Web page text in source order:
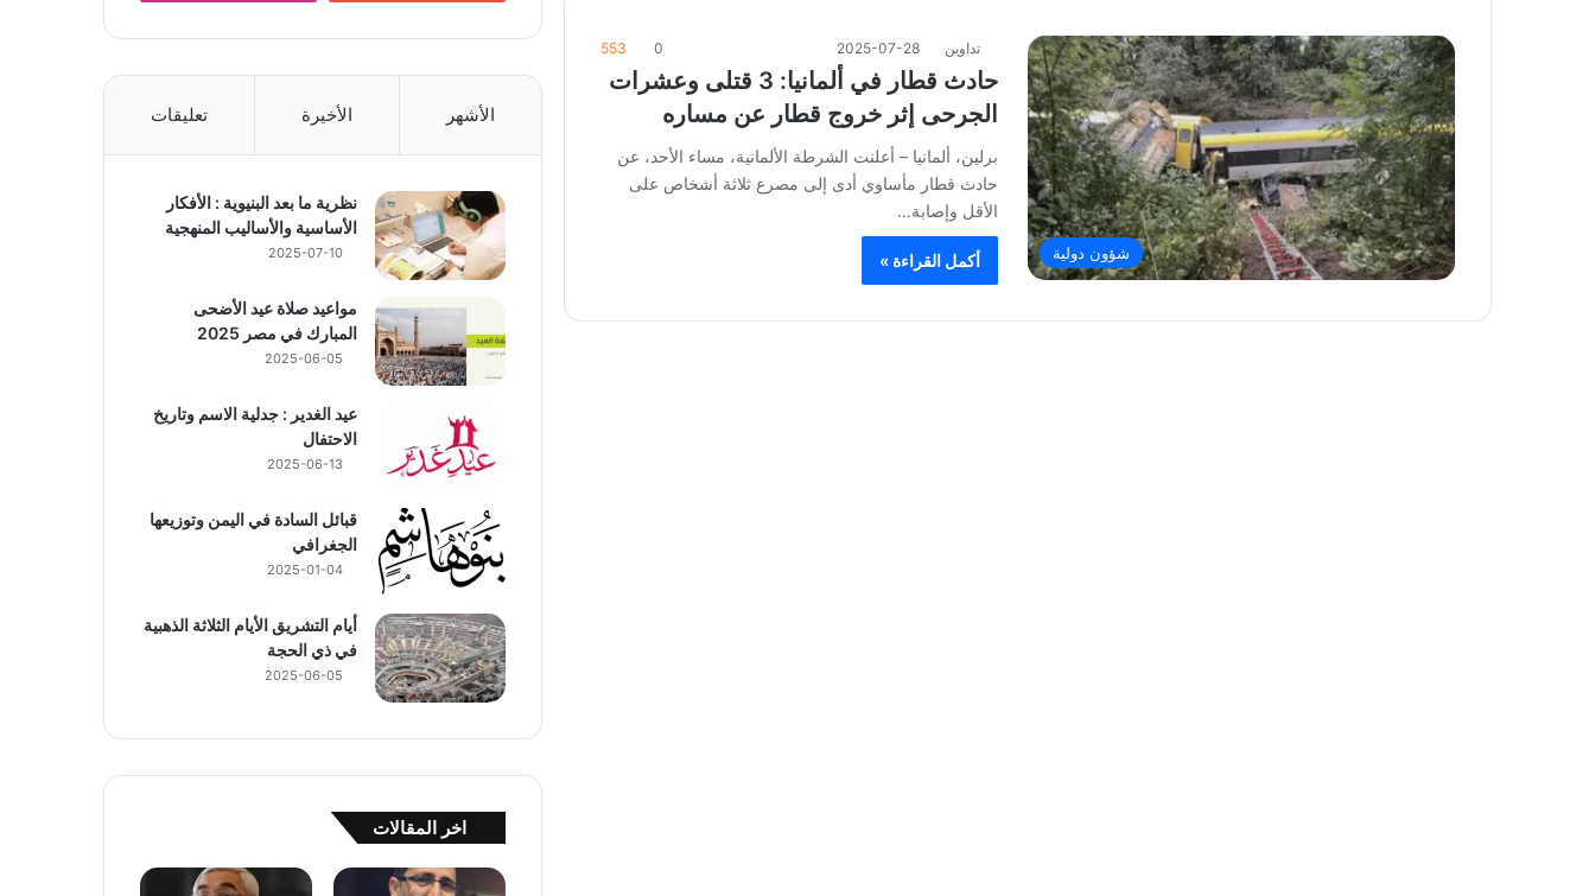
شؤون دولية
تداوين 2025-07-28
0
553
حادث قطار في ألمانيا: 3 قتلى وعشرات
الجرحى إثر خروج قطار عن مساره
برلين، ألمانيا – أعلنت الشرطة الألمانية، مساء الأحد، عن
حادث قطار مأساوي أدى إلى مصرع ثلاثة أشخاص على
الأقل وإصابة…
أكمل القراءة »
الأشهر الأخيرة تعليقات
نظرية ما بعد البنيوية : الأفكار
الأساسية والأساليب المنهجية
2025-07-10
مواعيد صلاة عيد الأضحى
المبارك في مصر 2025
2025-06-05
عيد الغدير : جدلية الاسم وتاريخ
الاحتفال
2025-06-13
قبائل السادة في اليمن وتوزيعها
الجغرافي
2025-01-04
أيام التشريق الأيام الثلاثة الذهبية
في ذي الحجة
2025-06-05
اخر المقالات